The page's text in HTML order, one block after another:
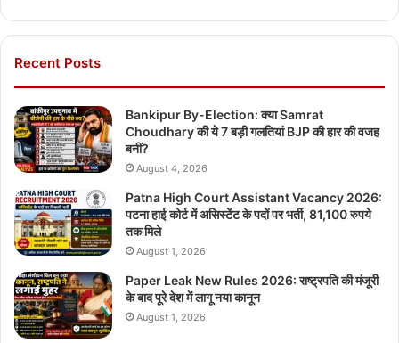
Recent Posts
Bankipur By-Election: क्या Samrat
Choudhary की ये 7 बड़ी गलतियां BJP की हार की वजह
बनीं?
August 4, 2026
Patna High Court Assistant Vacancy 2026:
पटना हाई कोर्ट में असिस्टेंट के पदों पर भर्ती, 81,100 रुपये
तक मिले
August 1, 2026
Paper Leak New Rules 2026: राष्ट्रपति की मंजूरी
के बाद पूरे देश में लागू नया कानून
August 1, 2026